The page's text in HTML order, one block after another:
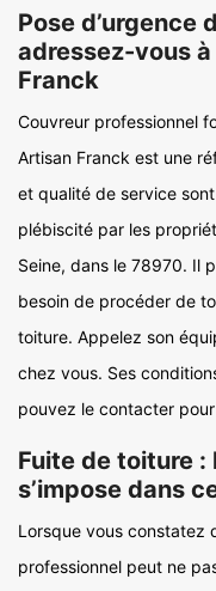
Pose d’urgence
adressez-vous
Franck
Couvreur professionnel
Artisan Franck est une
et qualité de service
plébiscité par les
Seine, dans le 78970. Il
besoin de procéder de
toiture. Appelez son
chez vous. Ses
pouvez le contacter
Fuite de toiture :
s’impose dans
Lorsque vous constatez
professionnel peut ne